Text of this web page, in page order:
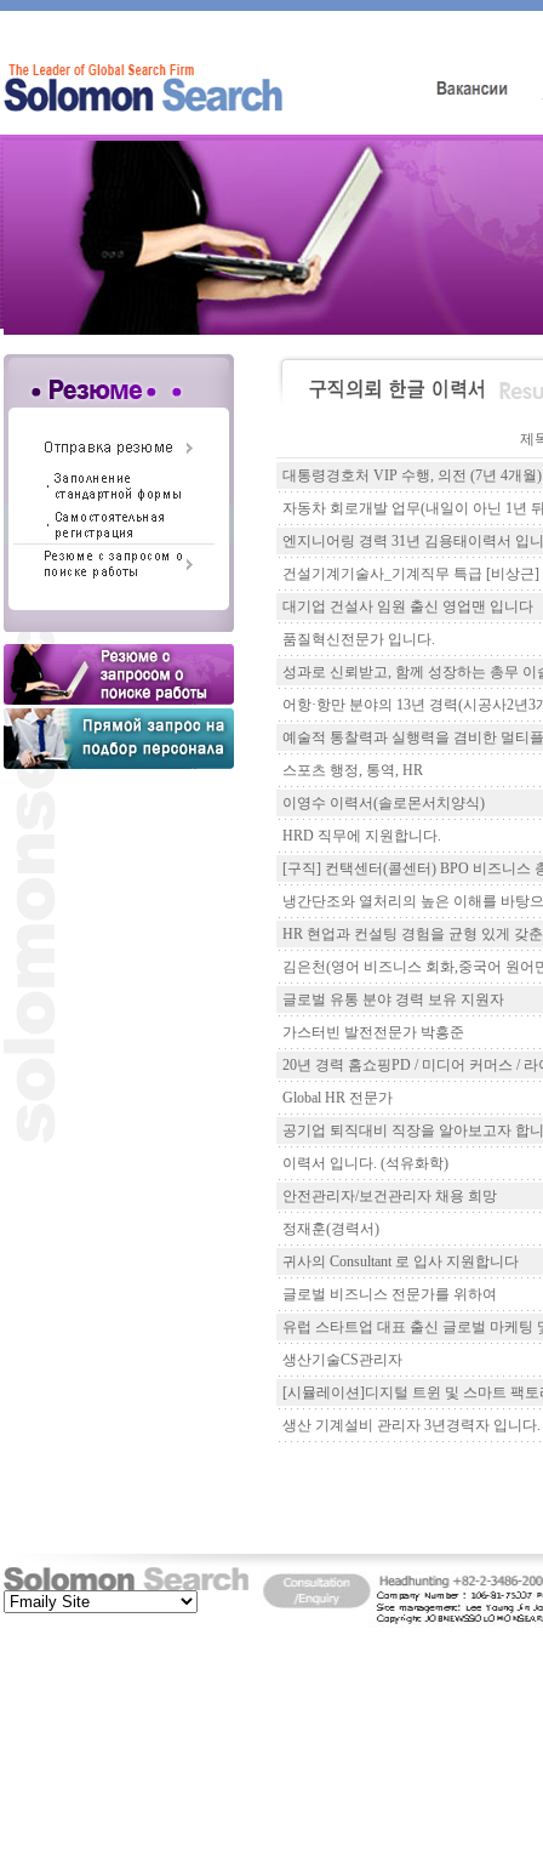
제
대통령경호처 VIP 수행, 의전 (7년 4개월)
자동차 회로개발 업무(내일이 아닌 1년
엔지니어링 경력 31년 김용태이력서 입
건설기계기술사_기계직무 특급 [비상근]
대기업 건설사 임원 출신 영업맨 입니다
품질혁신전문가 입니다.
성과로 신뢰받고, 함께 성장하는 총무 이
어항·항만 분야의 13년 경력(시공사2년
예술적 통찰력과 실행력을 겸비한 멀티
스포츠 행정, 통역, HR
이영수 이력서(솔로몬서치양식)
HRD 직무에 지원합니다.
[구직] 컨택센터(콜센터) BPO 비즈니스
냉간단조와 열처리의 높은 이해를 바탕
HR 현업과 컨설팅 경험을 균형 있게 갖
김은천(영어 비즈니스 회화,중국어 원어
글로벌 유통 분야 경력 보유 지원자
가스터빈 발전전문가 박흥준
20년 경력 홈쇼핑PD / 미디어 커머스 /
Global HR 전문가
공기업 퇴직대비 직장을 알아보고자 합
이력서 입니다. (석유화학)
안전관리자/보건관리자 채용 희망
정재훈(경력서)
귀사의 Consultant 로 입사 지원합니다
글로벌 비즈니스 전문가를 위하여
유럽 스타트업 대표 출신 글로벌 마케팅
생산기술CS관리자
[시뮬레이션]디지털 트윈 및 스마트 팩
생산 기계설비 관리자 3년경력자 입니다.